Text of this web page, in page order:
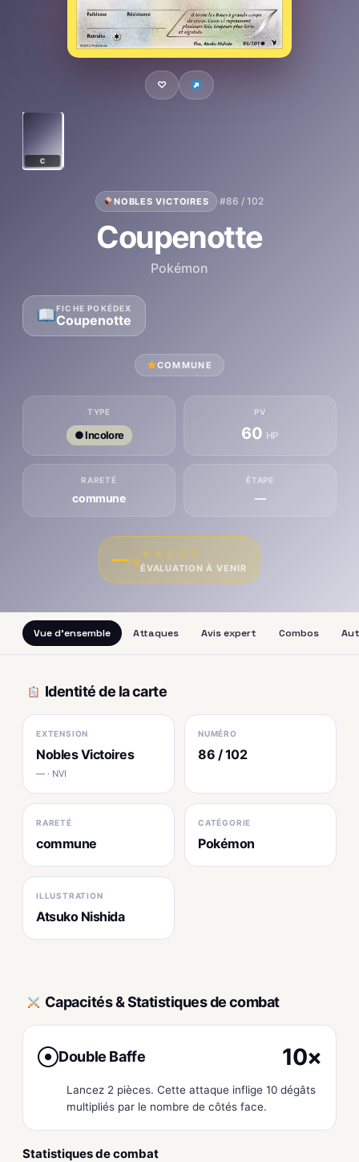
♡
C
NOBLES VICTOIRES ·#86 / 102
Coupenotte
Pokémon
FICHE POKÉDEX
Coupenotte
COMMUNE
TYPE
● Incolore
PV
60 HP
RARETÉ
commune
ÉTAPE
—
—/10
★ ★ ★ ★ ★
ÉVALUATION À VENIR
Vue d'ensemble Attaques Avis expert Combos
Identité de la carte
EXTENSION
Nobles Victoires
— · NVI
NUMÉRO
86 / 102
RARETÉ
commune
CATÉGORIE
Pokémon
ILLUSTRATION
Atsuko Nishida
Capacités & Statistiques de combat
● Double Baffe 10×
Lancez 2 pièces. Cette attaque inflige 10 dégâts
multipliés par le nombre de côtés face.
Statistiques de combat